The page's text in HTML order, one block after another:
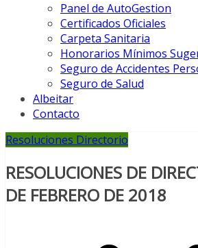
Panel de AutoGestion
Certificados Oficiales
Carpeta Sanitaria
Honorarios Mínimos
Seguro de Accidentes
Seguro de Salud
Albeitar
Contacto
Resoluciones Directorio
RESOLUCIONES DE
DE FEBRERO DE 2018